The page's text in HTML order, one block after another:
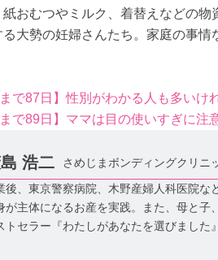
おむつやミルク、着替えなどの
大勢の妊婦さんたち。家庭の事
まで87日】性別がわかる人も多い
で89日】ママは目の使いすぎに注
浩二
さめじまボンディングクリニ
後、東京警察病院、木野産婦人科医院
が主体になるお産を実践。また、母と
トセラー『わたしがあなたを選びました